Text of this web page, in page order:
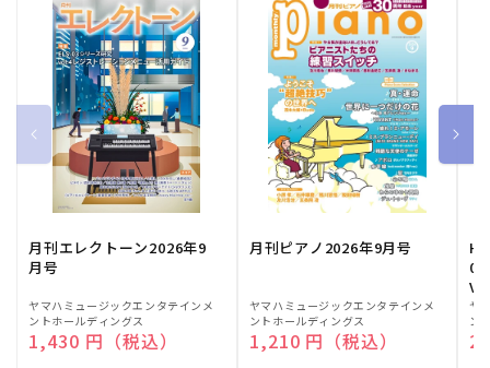
月刊エレクトーン2026年9
月号
販
売
元:
ヤマハミュージックエンタテインメ
ントホールディングス
通常価格
1,430 円（税込）
月刊ピアノ2026年9月号
販
売
元:
ヤマハミュージックエンタテインメ
ントホールディングス
通常価格
1,210 円（税込）
販
売
元:
ヤ
ン